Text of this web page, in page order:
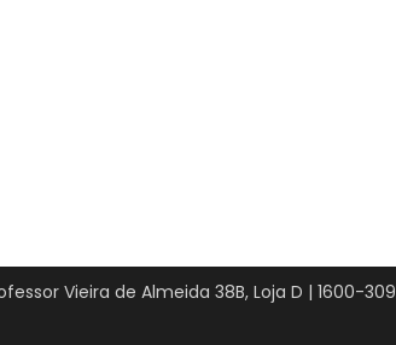
Vieira de Almeida 38B, Loja D | 1600-309